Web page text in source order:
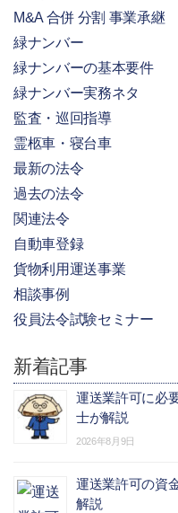
M&A 合併 分割 事業承継
緑ナンバー
緑ナンバーの基本要件
緑ナンバー実務ネタ
監査・巡回指導
霊柩車・寝台車
最新の法令
過去の法令
関連法令
自動車登録
貨物利用運送事業
相談事例
役員法令試験セミナー
新着記事
運送業許可に必
士が解説
2026年8月9日
運送業許可の資
解説